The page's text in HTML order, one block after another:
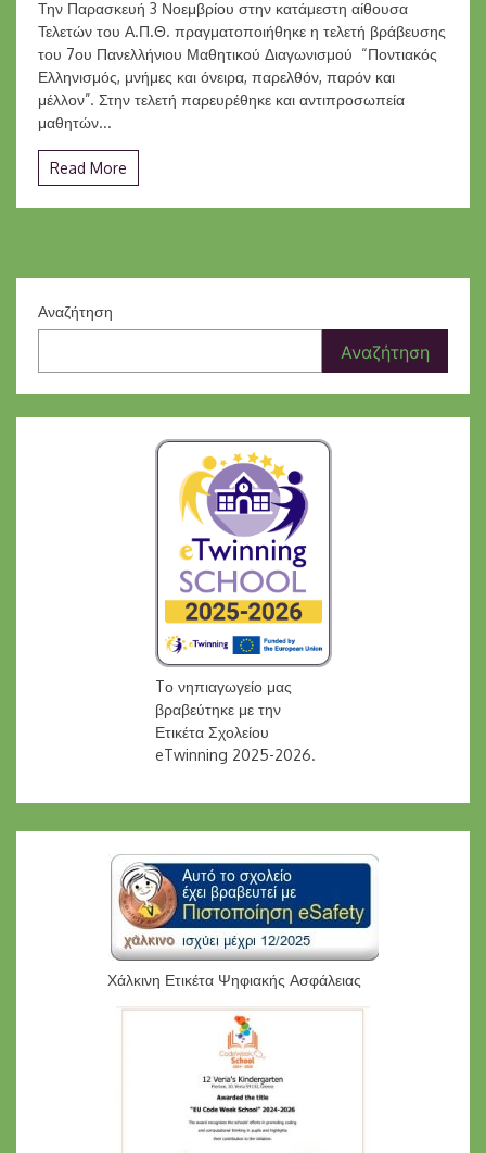
Την Παρασκευή 3 Νοεμβρίου στην κατάμεστη αίθουσα
Τελετών του Α.Π.Θ. πραγματοποιήθηκε η τελετή βράβευσης
του 7ου Πανελλήνιου Μαθητικού Διαγωνισμού “Ποντιακός
Ελληνισμός, μνήμες και όνειρα, παρελθόν, παρόν και
μέλλον”. Στην τελετή παρευρέθηκε και αντιπροσωπεία
μαθητών...
Read More
Αναζήτηση
Αναζήτηση
Tο νηπιαγωγείο μας
βραβεύτηκε με την
Ετικέτα Σχολείου
eTwinning 2025-2026.
Χάλκινη Ετικέτα Ψηφιακής Ασφάλειας